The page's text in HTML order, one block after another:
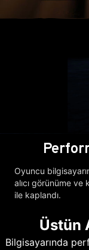
Oyuncu
alıcı görünüme ve
ile kaplandı.
Üstün
Bilgisayarında